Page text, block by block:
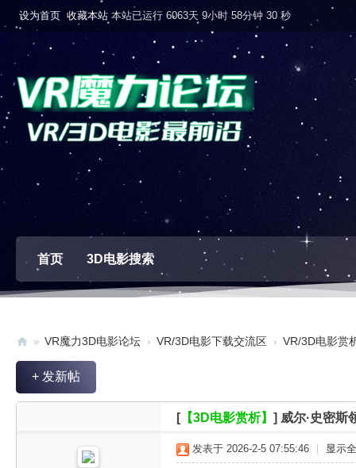
设为首页 收藏本站 本站已运行 6063天 9小时 58分钟 31 秒
首页 3D电影搜索
V
» VR魔力3D电影论坛 › VR/3D电影下载交流区 › VR/3D电影赏
+ 发新帖
[【3D电影赏析】 ] 威尔·史密斯
发表于 2026-2-5 07:55:46 显示